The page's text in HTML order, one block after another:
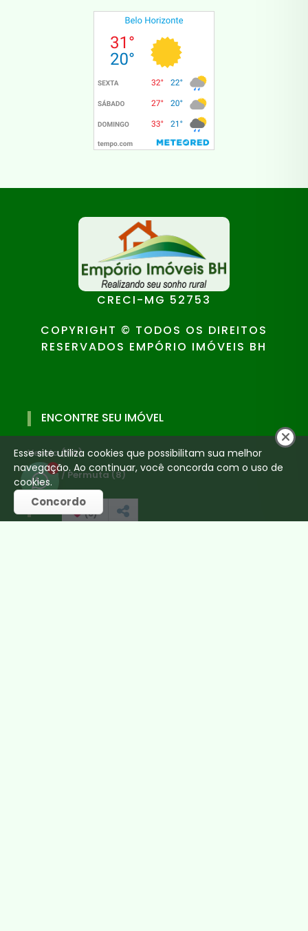
CRECI-MG 52753
COPYRIGHT © TODOS OS DIREITOS
RESERVADOS EMPÓRIO IMÓVEIS BH
ENCONTRE SEU IMÓVEL
Venda (110)
Venda / Permuta (8)
CONTATO
1
(0)
Esse site utiliza cookies que possibilitam sua melhor
navegação. Ao continuar, você concorda com o uso de
cookies.
Concordo